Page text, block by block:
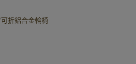
折鋁合金輪椅